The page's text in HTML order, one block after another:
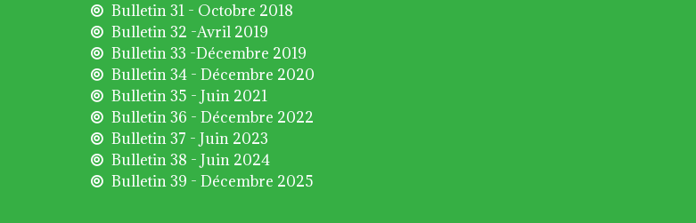
Bulletin 31 - Octobre 2018
Bulletin 32 -Avril 2019
Bulletin 33 -Décembre 2019
Bulletin 34 - Décembre 2020
Bulletin 35 - Juin 2021
Bulletin 36 - Décembre 2022
Bulletin 37 - Juin 2023
Bulletin 38 - Juin 2024
Bulletin 39 - Décembre 2025